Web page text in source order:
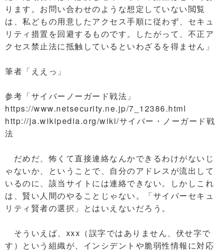
ります。お問い合わせのような想定していない閲覧
は、私どもの用意したアクセス手順に従わず、セキュ
リティ措置を回避するものです。したがって、不正ア
クセス禁止法に抵触しているといわざるを得ません」
筆者「ええっ」
参考「サイバーノーガード戦法」
https://www.netsecurity.ne.jp/7_12386.html
http://ja.wikipedia.org/wiki/サイバー・ノーガード戦
法
だめだ、怖くて直接連絡なんかできるわけがないじ
ゃないか、ということで、自分のアドレスが流出して
いるのに、該当サイトには連絡できない。しかしこれ
は、賢い人間のやることじゃない。「サイバーセキュ
リティ賢者の選択」とはいえないだろう。
そういえば、xxx（誤字ではありません、伏せ字で
す）という組織が、インシデントや脆弱性情報に対応